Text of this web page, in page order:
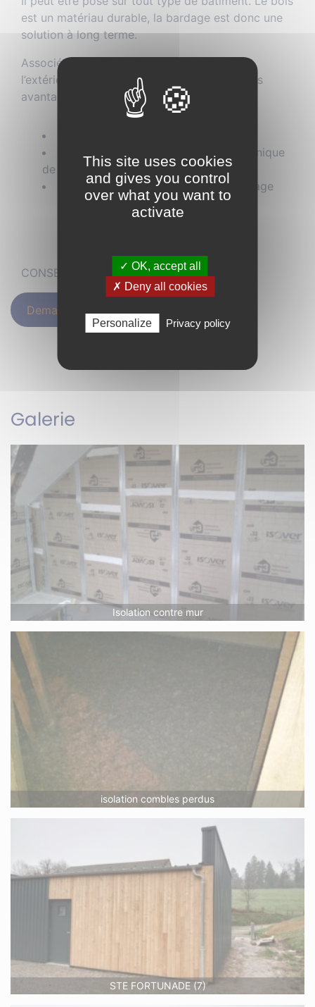
est un matériau durable, la bardage est donc une
solution à long terme.
Associé le plus souvent à une isolation par
l’extérieur, il permet de bénéficier de tous ses
avantages :
améliorer l’isolation thermique et phonique
de votre maison
il ne nécessite pas de temps de séchage
CONSEILS ET DEVIS GRATUIT !
Demandez un devis !
Galerie
Isolation contre mur
isolation combles perdus
STE FORTUNADE (7)
This site uses cookies
and gives you control
over what you want to
activate
✓ OK, accept all
✗ Deny all cookies
Personalize Privacy policy